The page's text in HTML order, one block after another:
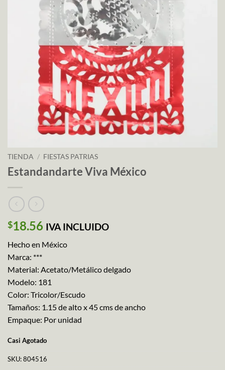
TIENDA / FIESTAS PATRIAS
Estandandarte Viva México
$18.56 IVA INCLUIDO
Hecho en México
Marca: ***
Material: Acetato/Metálico delgado
Modelo: 181
Color: Tricolor/Escudo
Tamaños: 1.15 de alto x 45 cms de ancho
Empaque: Por unidad
Casi Agotado
SKU:804516